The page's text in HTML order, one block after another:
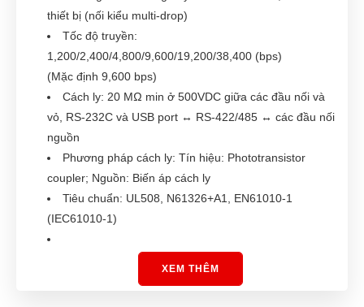
thiết bị (nối kiểu multi-drop)
Tốc độ truyền:
1,200/2,400/4,800/9,600/19,200/38,400 (bps)
(Mặc định 9,600 bps)
Cách ly: 20 MΩ min ở 500VDC giữa các đầu nối và
vỏ, RS-232C và USB port ↔ RS-422/485 ↔ các đầu nối
nguồn
Phương pháp cách ly: Tín hiệu: Phototransistor
coupler; Nguồn: Biến áp cách ly
Tiêu chuẩn: UL508, N61326+A1, EN61010-1
(IEC61010-1)
XEM THÊM